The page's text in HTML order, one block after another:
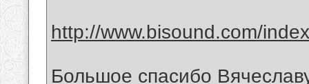
http://www.bisound.com/
Большое спасибо